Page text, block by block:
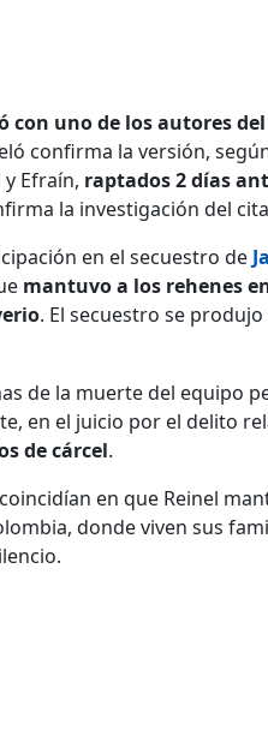
con uno de los autores
confirma la versión,
y Efraín, raptados 2 días
la investigación del
en el secuestro de
mantuvo a los rehenes
. El secuestro se
de la muerte del equipo
en el juicio por el delito
de cárcel.
en que Reinel
donde viven sus